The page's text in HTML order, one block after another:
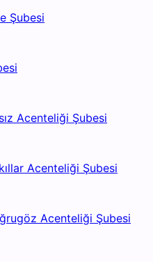
Şubesi
Acenteliği Şubesi
Acenteliği Şubesi
Acenteliği Şubesi